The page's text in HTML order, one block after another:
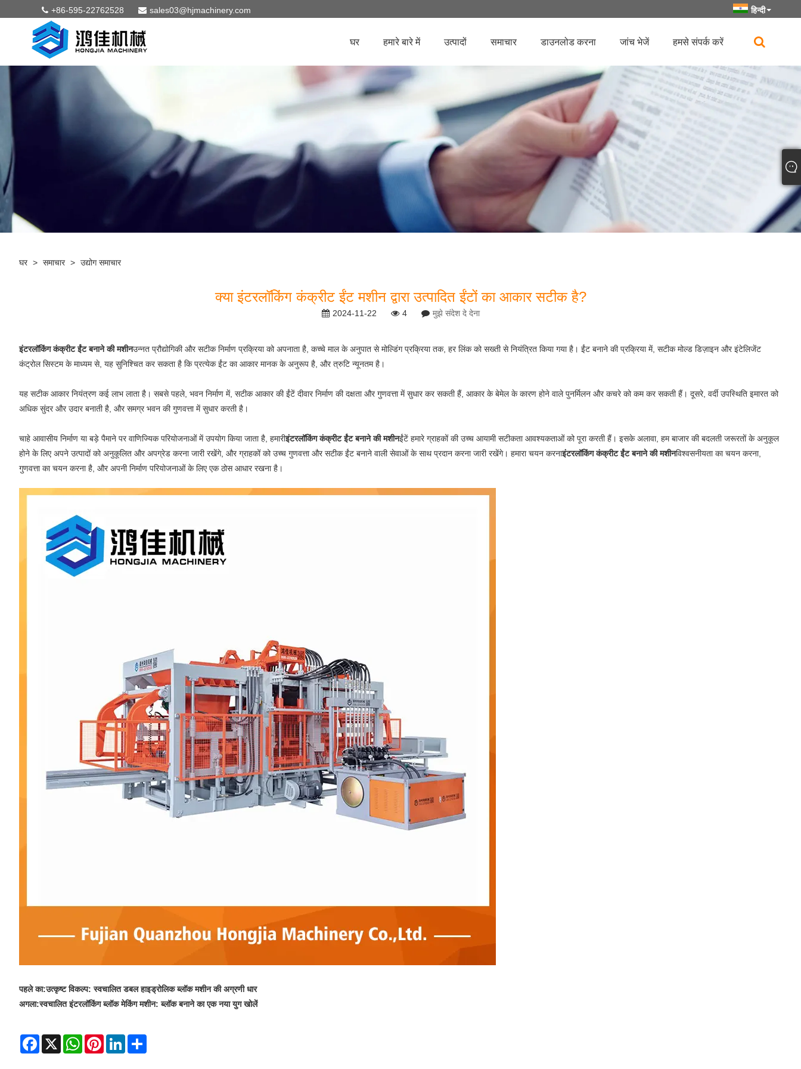
+86-595-22762528 sales03@hjmachinery.com हिन्दी
घर हमारे बारे में उत्पादों समाचार डाउनलोड करना जांच भेजें हमसे संपर्क करें
घर > समाचार > उद्योग समाचार
क्या इंटरलॉकिंग कंक्रीट ईंट मशीन द्वारा उत्पादित ईंटों का आकार सटीक है?
2024-11-22 4 मुझे संदेश दे देना
इंटरलॉकिंग कंक्रीट ईंट बनाने की मशीनउन्नत प्रौद्योगिकी और सटीक निर्माण प्रक्रिया को अपनाता है, कच्चे माल के अनुपात से मोल्डिंग प्रक्रिया तक, हर लिंक को सख्ती से नियंत्रित किया गया है। ईंट बनाने की प्रक्रिया में, सटीक मोल्ड डिज़ाइन और इंटेलिजेंट
कंट्रोल सिस्टम के माध्यम से, यह सुनिश्चित कर सकता है कि प्रत्येक ईंट का आकार मानक के अनुरूप है, और त्रुटि न्यूनतम है।
यह सटीक आकार नियंत्रण कई लाभ लाता है। सबसे पहले, भवन निर्माण में, सटीक आकार की ईंटें दीवार निर्माण की दक्षता और गुणवत्ता में सुधार कर सकती हैं, आकार के बेमेल के कारण होने वाले पुनर्मिलन और कचरे को कम कर सकती हैं। दूसरे, वर्दी उपस्थिति इमारत को
अधिक सुंदर और उदार बनाती है, और समग्र भवन की गुणवत्ता में सुधार करती है।
चाहे आवासीय निर्माण या बड़े पैमाने पर वाणिज्यिक परियोजनाओं में उपयोग किया जाता है, हमारीइंटरलॉकिंग कंक्रीट ईंट बनाने की मशीनईंटें हमारे ग्राहकों की उच्च आयामी सटीकता आवश्यकताओं को पूरा करती हैं। इसके अलावा, हम बाजार की बदलती जरूरतों के अनुकूल
होने के लिए अपने उत्पादों को अनुकूलित और अपग्रेड करना जारी रखेंगे, और ग्राहकों को उच्च गुणवत्ता और सटीक ईंट बनाने वाली सेवाओं के साथ प्रदान करना जारी रखेंगे। हमारा चयन करनाइंटरलॉकिंग कंक्रीट ईंट बनाने की मशीनविश्वसनीयता का चयन करना,
गुणवत्ता का चयन करना है, और अपनी निर्माण परियोजनाओं के लिए एक ठोस आधार रखना है।
पहले का:उत्कृष्ट विकल्प: स्वचालित डबल हाइड्रोलिक ब्लॉक मशीन की अग्रणी धार
अगला:स्वचालित इंटरलॉकिंग ब्लॉक मेकिंग मशीन: ब्लॉक बनाने का एक नया युग खोलें
Facebook
X WhatsAppPinterestLinkedIn